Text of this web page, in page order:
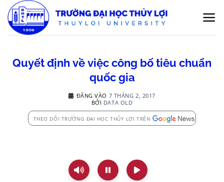
qua
nội
Quyết định về việc công bố tiêu chuẩn
quốc gia
ĐĂNG VÀO 7 THÁNG 2, 2017
BỞI DATA OLD
THEO DÕI TRƯỜNG ĐẠI HỌC THỦY LỢI TRÊN